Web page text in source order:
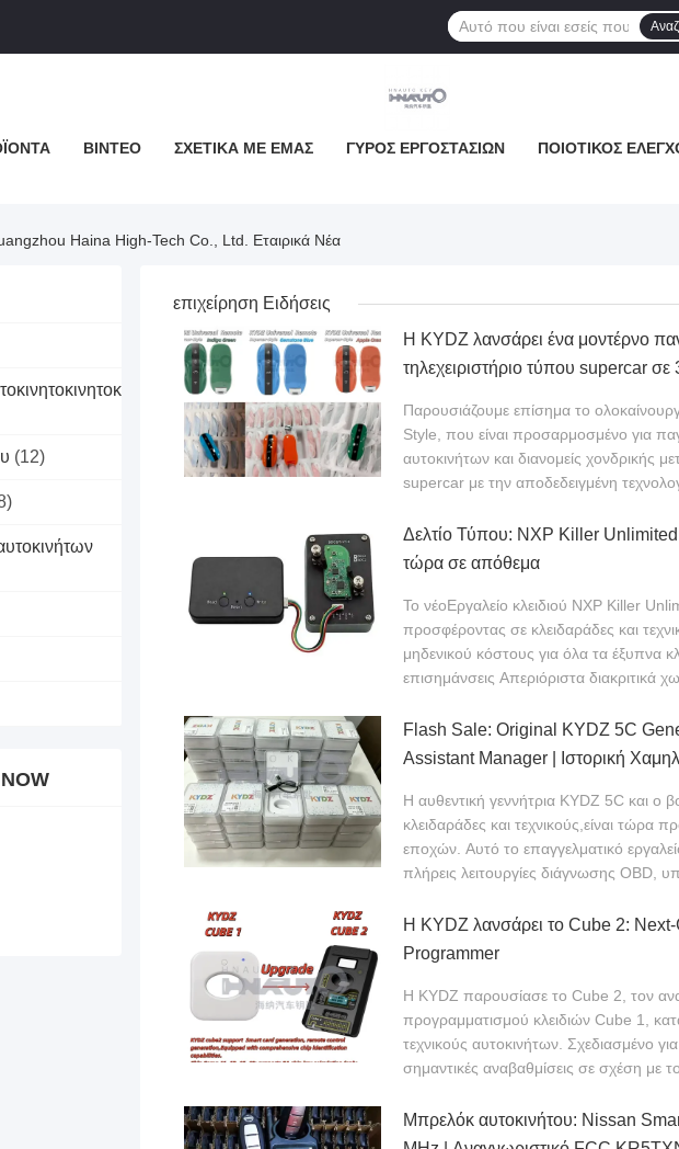
ΒΊΝΤΕΟ ΣΧΕΤΙΚΆ ΜΕ ΕΜΆΣ ΓΎΡΟΣ ΕΡΓΟΣΤΑΣΊΩΝ ΠΟΙΟΤΙΚΌΣ
Haina High-Tech Co., Ltd. Εταιρικά Νέα
(12)
επιχείρηση Ειδήσεις
Η KYDZ λανσάρει ένα μοντέρνο
τηλεχειριστήριο τύπου supercar
Παρουσιάζουμε επίσημα το
Style, που είναι προσαρμοσμένο για
αυτοκινήτων και διανομείς χονδρικής
supercar με την αποδεδειγμένη
Δελτίο Τύπου: NXP Killer
τώρα σε απόθεμα
Το νέοΕργαλείο κλειδιού NXP Killer
προσφέροντας σε κλειδαράδες και
μηδενικού κόστους για όλα τα έξυπνα
επισημάνσεις Απεριόριστα διακριτικά
Flash Sale: Original KYDZ 5C
Assistant Manager | Ιστορική
Η αυθεντική γεννήτρια KYDZ 5C και ο
κλειδαράδες και τεχνικούς,είναι
εποχών. Αυτό το επαγγελματικό
πλήρεις λειτουργίες διάγνωσης OBD,
Η KYDZ λανσάρει το Cube 2:
Programmer
Η KYDZ παρουσίασε το Cube 2, τον
προγραμματισμού κλειδιών Cube 1,
τεχνικούς αυτοκινήτων. Σχεδιασμένο
σημαντικές αναβαθμίσεις σε σχέση με
Μπρελόκ αυτοκινήτου: Nissan Smart